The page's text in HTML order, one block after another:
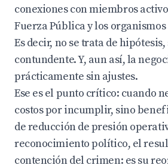
conexiones con miembros
Fuerza Pública y los
Es decir, no se trata de
contundente. Y, aun así, la
prácticamente sin ajustes.
Ese es el punto crítico: cuando
costos por incumplir, sino
de reducción de presión
reconocimiento político, el
contención del crimen: es su